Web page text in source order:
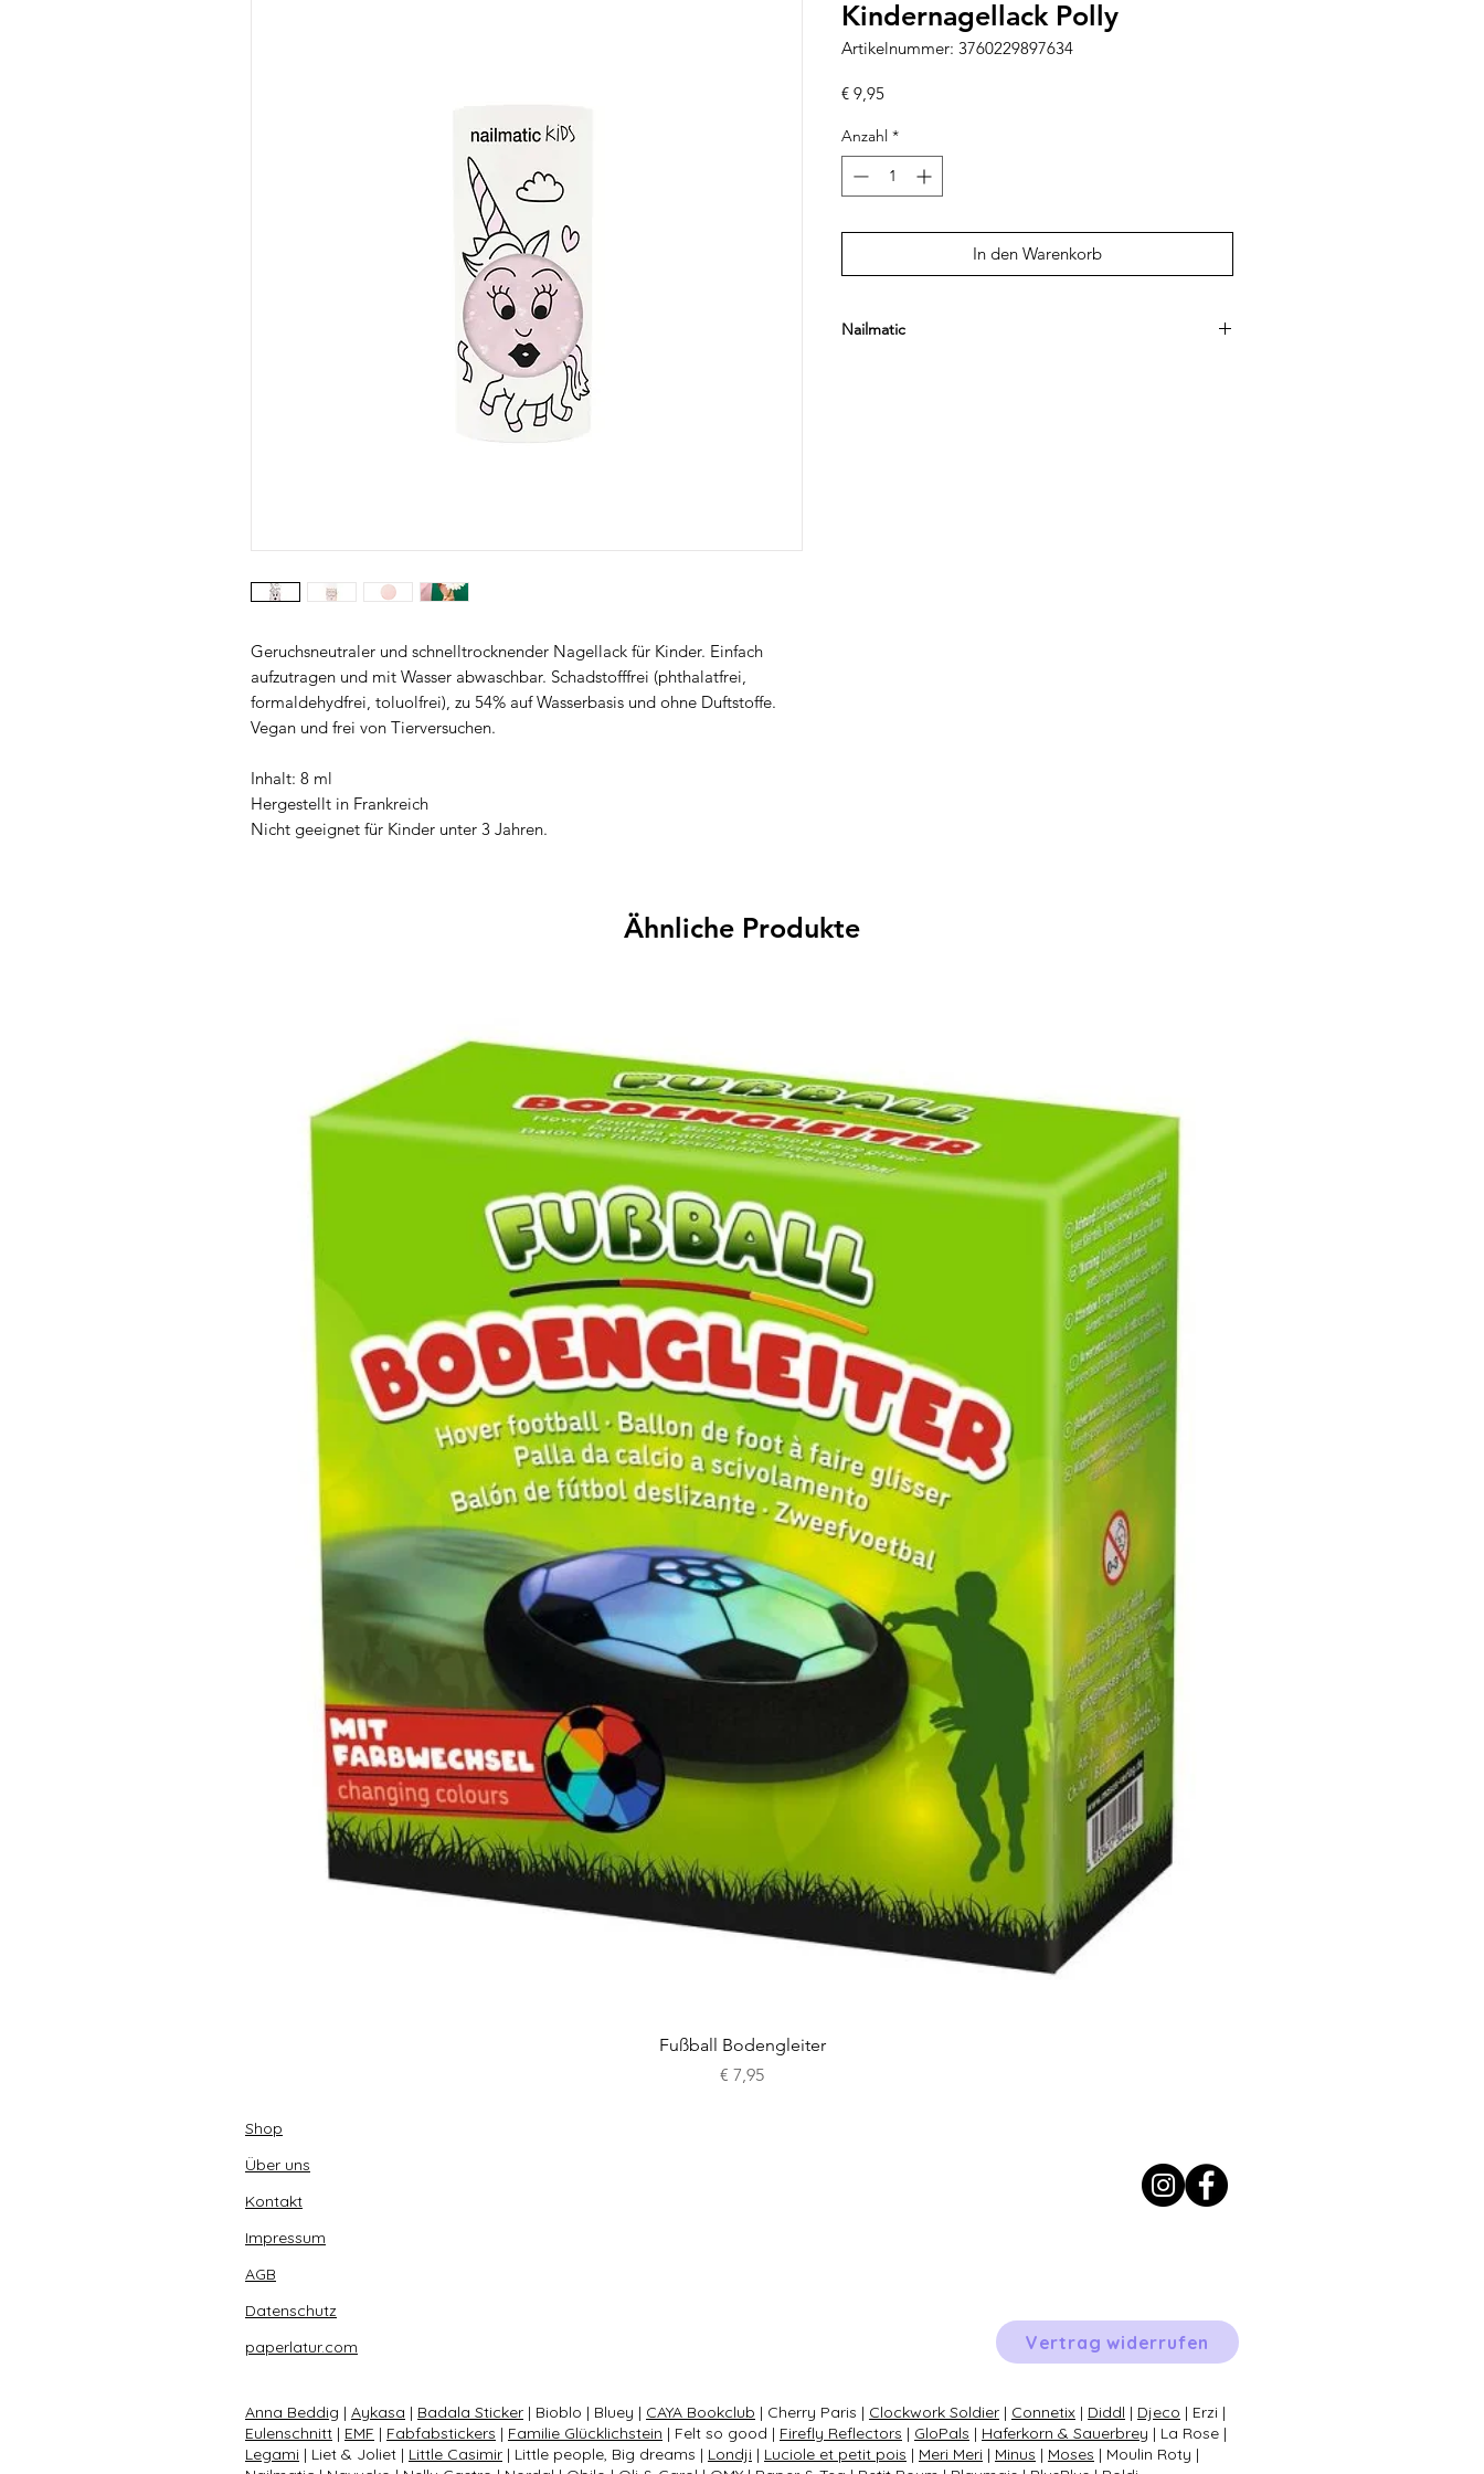
Geruchsneutraler und schnelltrocknender Nagellack für Kinder. Einfach
aufzutragen und mit Wasser abwaschbar. Schadstofffrei (phthalatfrei,
formaldehydfrei, toluolfrei), zu 54% auf Wasserbasis und ohne Duftstoffe.
Vegan und frei von Tierversuchen.
Inhalt: 8 ml
Hergestellt in Frankreich
Nicht geeignet für Kinder unter 3 Jahren.
Kindernagellack Polly
Artikelnummer: 3760229897634
€ 9,95Preis
Anzahl *
In den Warenkorb
Nailmatic
Ähnliche Produkte
Schnellansicht
Fußball Bodengleiter
Preis
€ 7,95
Shop
Über uns
Kontakt
Impressum
AGB
Datenschutz
paperlatur.com
Anna Beddig | Aykasa | Badala Sticker | Bioblo | Bluey | CAYA Bookclub | Cherry Paris | Clockwork Soldier | Connetix | Diddl | Djeco | Erzi |
Eulenschnitt | EMF | Fabfabstickers | Familie Glücklichstein | Felt so good | Firefly Reflectors | GloPals | Haferkorn & Sauerbrey | La Rose |
Legami | Liet & Joliet | Little Casimir | Little people, Big dreams | Londji | Luciole et petit pois | Meri Meri | Minus | Moses | Moulin Roty |
Vertrag widerrufen